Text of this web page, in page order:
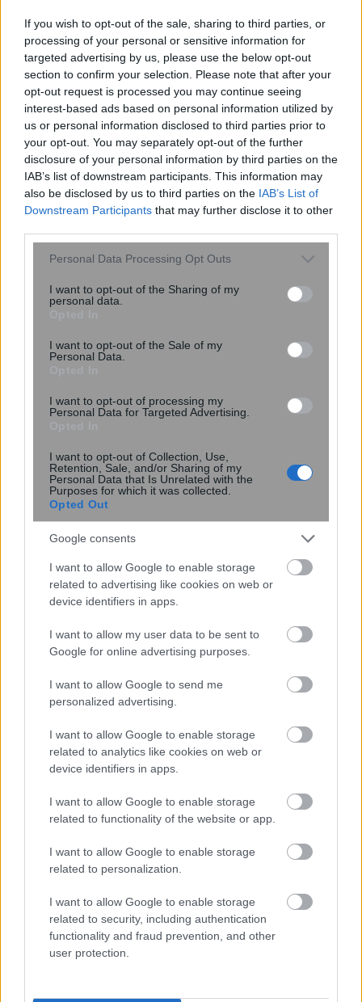
If you wish to opt-out of the sale, sharing to third parties, or
processing of your personal or sensitive information for
targeted advertising by us, please use the below opt-out
section to confirm your selection. Please note that after your
opt-out request is processed you may continue seeing
interest-based ads based on personal information utilized by
us or personal information disclosed to third parties prior to
your opt-out. You may separately opt-out of the further
disclosure of your personal information by third parties on the
IAB’s list of downstream participants. This information may
also be disclosed by us to third parties on the IAB’s List of
Downstream Participants that may further disclose it to other
Please note that this website/app uses one or more Google
not limited to your visit or usage behaviour. You may click to
grant or deny consent to Google and its third-party tags to
consent section.
Personal Data Processing Opt Outs
I want to opt-out of the Sharing of my
personal data.
I want to opt-out of the Sale of my
Personal Data.
I want to opt-out of processing my
Personal Data for Targeted Advertising.
I want to opt-out of Collection, Use,
Retention, Sale, and/or Sharing of my
Personal Data that Is Unrelated with the
Purposes for which it was collected.
Opted Out
Google consents
I want to allow Google to enable storage
related to advertising like cookies on web or
device identifiers in apps.
I want to allow my user data to be sent to
Google for online advertising purposes.
I want to allow Google to send me
personalized advertising.
I want to allow Google to enable storage
related to analytics like cookies on web or
device identifiers in apps.
I want to allow Google to enable storage
related to functionality of the website or app.
I want to allow Google to enable storage
related to personalization.
I want to allow Google to enable storage
related to security, including authentication
functionality and fraud prevention, and other
user protection.
Αποστόλου: Στόχος η άμεση καταβολή
των αποζημιώσεων στους πληγέντες σε
Θάσο- Μεσσηνία
, 12 Σεπτεμβρίου 2016 || Επικαιρότητα
Τσίπρας: Άμεσα μέτρα για την
πυρκαγιά στη Θάσο
, 16 Αυγούστου 2016 || Τουρισμός
Πληρότητα 100% στα ξενοδοχεία και τα
καταλύματα της Θάσου
, 19 Ιουλίου 2016